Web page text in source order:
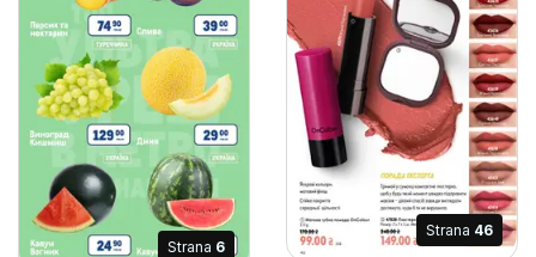
Strana 6
Strana 46